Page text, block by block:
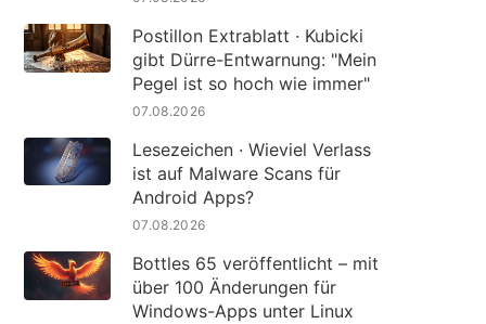
Postillon Extrablatt · Kubicki
gibt Dürre-Entwarnung: "Mein
Pegel ist so hoch wie immer"
07.08.2026
Lesezeichen · Wieviel Verlass
ist auf Malware Scans für
Android Apps?
07.08.2026
Bottles 65 veröffentlicht – mit
über 100 Änderungen für
Windows-Apps unter Linux